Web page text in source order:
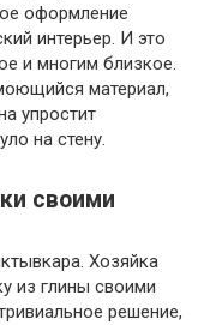
оформление
интерьер. И это
и многим близкое.
материал,
упростит
на стену.
своими
Хозяйка
из глины своими
решение,